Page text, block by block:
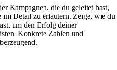
Kampagnen, die du geleitet hast,
im Detail zu erläutern. Zeige, wie du
um den Erfolg deiner
Konkrete Zahlen und